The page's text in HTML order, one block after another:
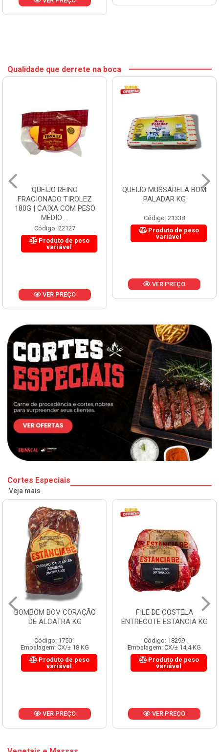
Qualidade que derrete na boca
QUEIJO REINO
FRACIONADO TIROLEZ
180G | CAIXA COM PESO
MÉDIO ...
Código: 22127
Produto de peso
variável
VER PREÇO
QUEIJO MUSSARELA BOM
PALADAR KG
Código: 21338
Produto de peso
variável
VER PREÇO
Cortes Especiais
Veja mais
BOMBOM BOV CORAÇÃO
DE ALCATRA KG
Código: 17501
Embalagem: CX/± 18 KG
Produto de peso
variável
VER PREÇO
FILE DE COSTELA
ENTRECOTE ESTANCIA KG
Código: 18299
Embalagem: CX/± 14,4 KG
Produto de peso
variável
VER PREÇO